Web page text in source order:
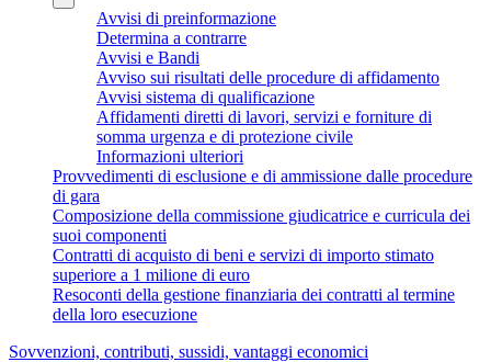
Avvisi di preinformazione
Determina a contrarre
Avvisi e Bandi
Avviso sui risultati delle procedure di affidamento
Avvisi sistema di qualificazione
Affidamenti diretti di lavori, servizi e forniture di
somma urgenza e di protezione civile
Informazioni ulteriori
Provvedimenti di esclusione e di ammissione dalle procedure
di gara
Composizione della commissione giudicatrice e curricula dei
suoi componenti
Contratti di acquisto di beni e servizi di importo stimato
superiore a 1 milione di euro
Resoconti della gestione finanziaria dei contratti al termine
della loro esecuzione
Sovvenzioni, contributi, sussidi, vantaggi economici